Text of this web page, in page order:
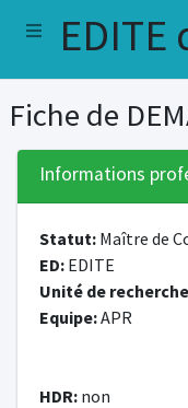
EDITE
Fiche de
Informations
Statut: Maître de
ED: EDITE
Unité de
Equipe:APR
HDR: non